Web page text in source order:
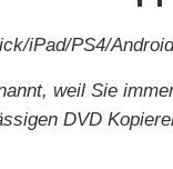
iPad/PS4/
weil Sie
DVD